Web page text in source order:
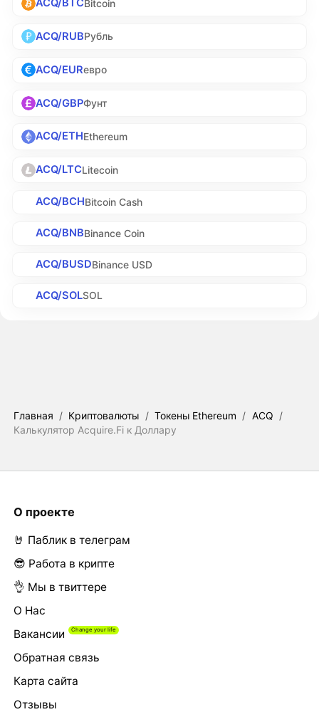
ACQ/BTCBitcoin
ACQ/RUBРубль
ACQ/EURевро
ACQ/GBPФунт
ACQ/ETHEthereum
ACQ/LTCLitecoin
ACQ/BCHBitcoin Cash
ACQ/BNBBinance Coin
ACQ/BUSDBinance USD
ACQ/SOLSOL
Главная / Криптовалюты / Токены Ethereum / ACQ /
Калькулятор Acquire.Fi к Доллару
О проекте
🤘 Паблик в телеграм
😎 Работа в крипте
👌 Мы в твиттере
О Нас
Вакансии
Обратная связь
Карта сайта
Отзывы